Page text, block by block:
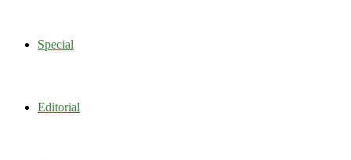
Special
Editorial